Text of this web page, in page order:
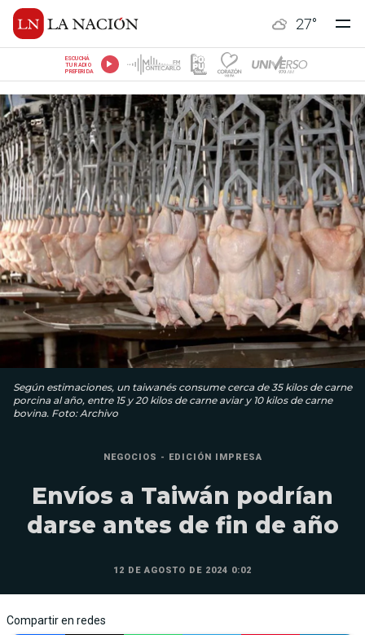
27°
ESCUCHÁ
TU RADIO
PREFERIDA
Según estimaciones, un taiwanés consume cerca de 35 kilos de carne
porcina al año, entre 15 y 20 kilos de carne aviar y 10 kilos de carne
bovina. Foto: Archivo
NEGOCIOS - EDICIÓN IMPRESA
Envíos a Taiwán podrían
darse antes de fin de año
12 DE AGOSTO DE 2024 0:02
Compartir en redes